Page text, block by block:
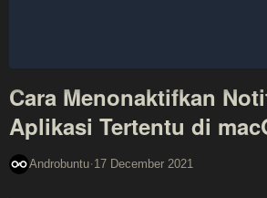
Cara Menonaktifkan
Aplikasi Tertentu di
Androbuntu·17 December 2021